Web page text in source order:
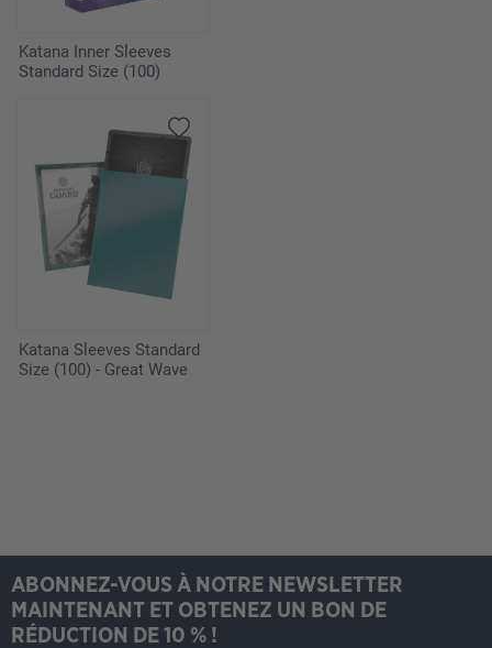
Katana Inner Sleeves
Standard Size (100)
Katana Sleeves Standard
Size (100) - Great Wave
ABONNEZ-VOUS À NOTRE NEWSLETTER
MAINTENANT ET OBTENEZ UN BON DE
RÉDUCTION DE 10 % !